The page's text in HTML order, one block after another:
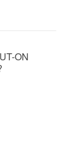
ON